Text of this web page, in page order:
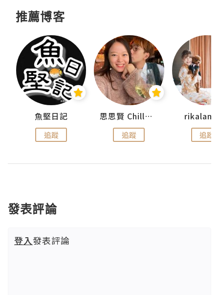
推薦博客
魚堅日記
追蹤
思思賢 ChillMyBabe
追蹤 追蹤
發表評論
登入發表評論